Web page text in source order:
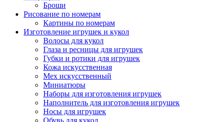
Броши
Рисование по номерам
Картины по номерам
Изготовление игрушек и кукол
Волосы для кукол
Глаза и ресницы для игрушек
Губки и ротики для игрушек
Кожа искусственная
Мех искусственный
Миниатюры
Наборы для изготовления игрушек
Наполнитель для изготовления игрушек
Носы для игрушек
Обувь для кукол